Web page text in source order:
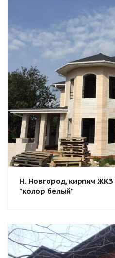
Смотреть
Н. Новгород, кирпич
"колор белый"